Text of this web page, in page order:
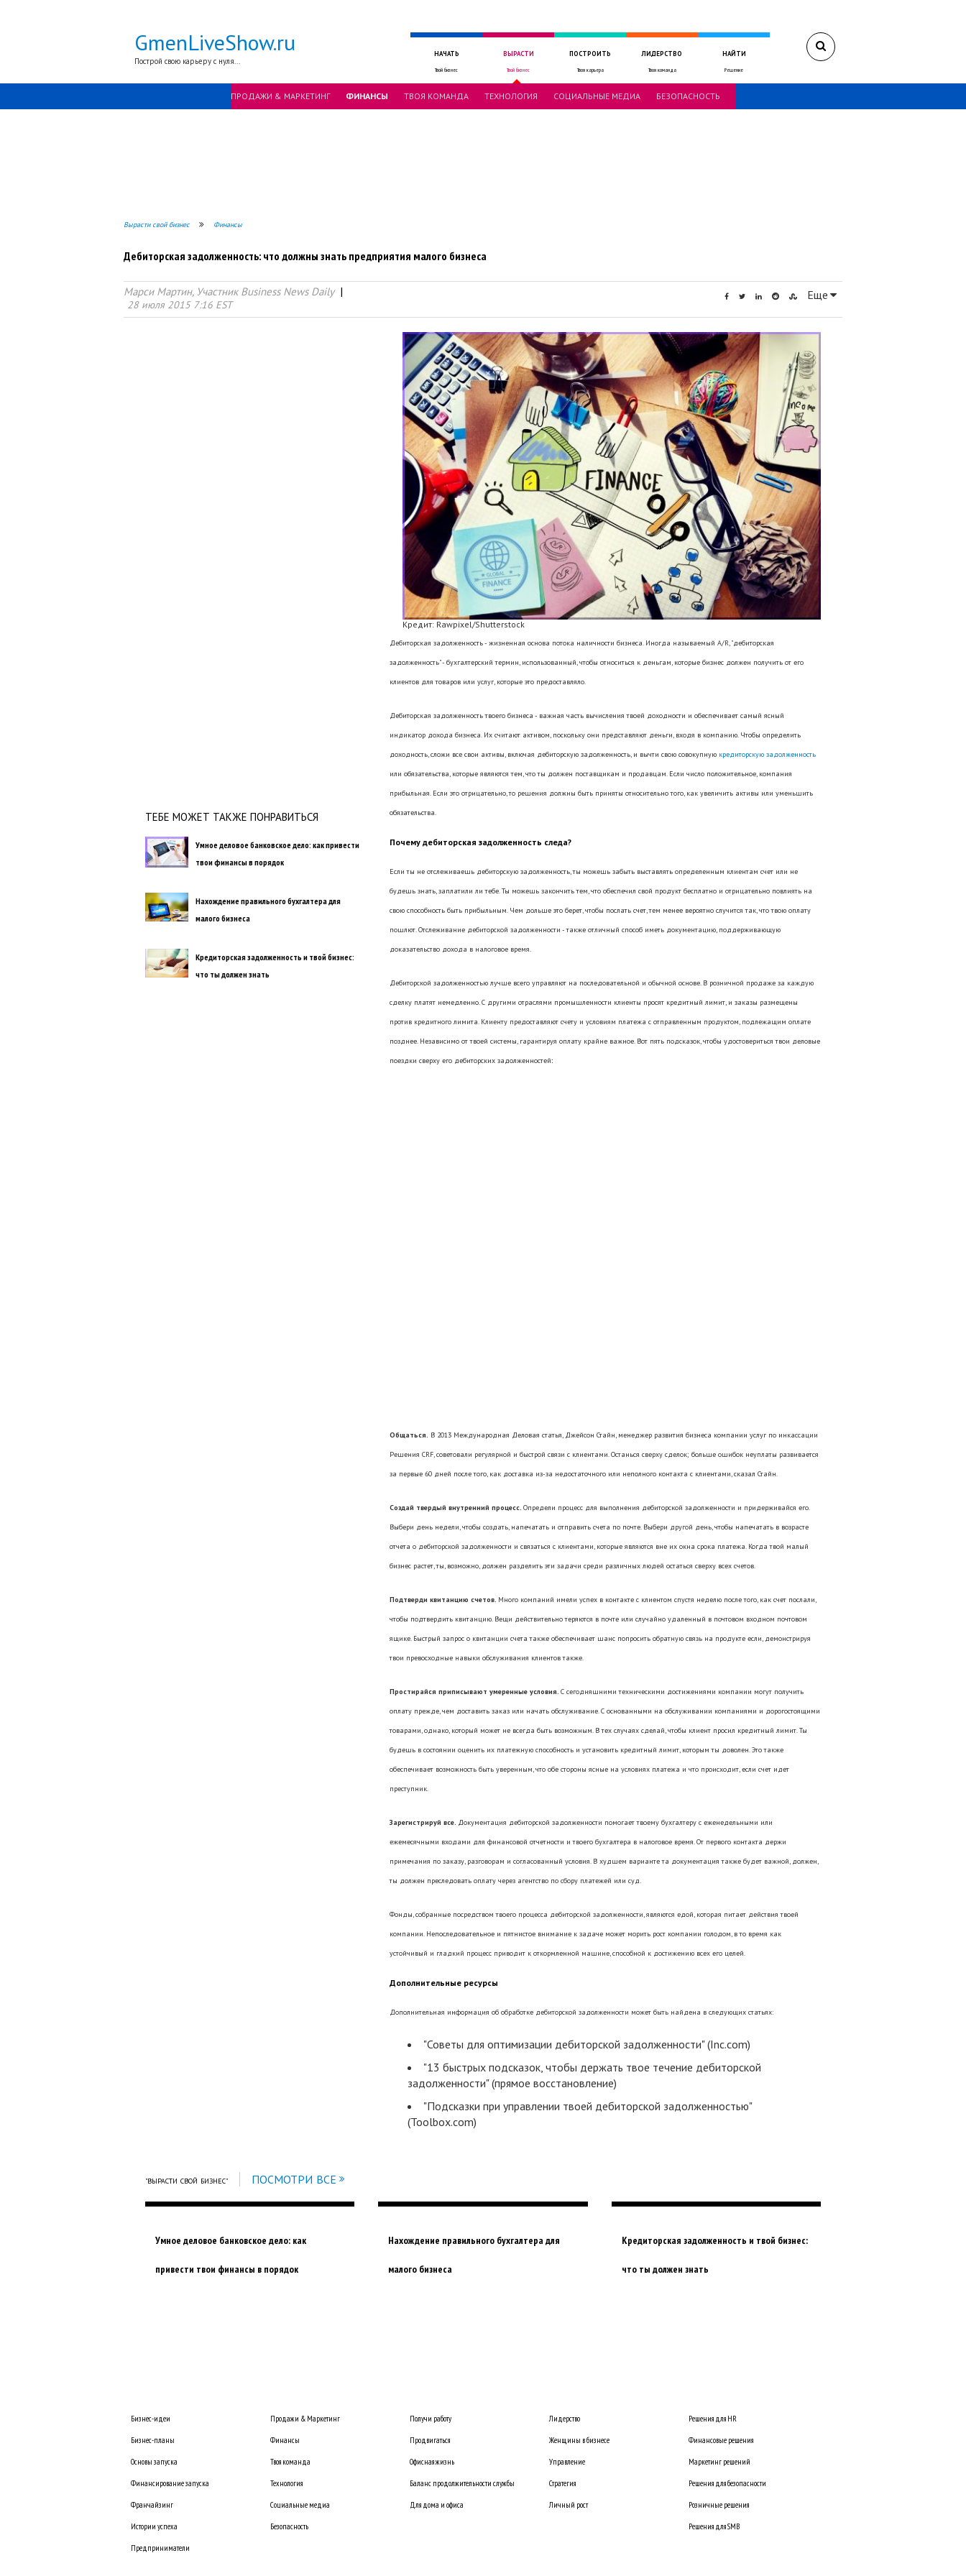
GmenLiveShow.ru
Построй свою карьеру с нуля...
НАЧАТЬ
Твой бизнес
ВЫРАСТИ
Твой бизнес
ПОСТРОИТЬ
Твоя карьера
ЛИДЕРСТВО
Твоя команда
НАЙТИ
Решение
ПРОДАЖИ & МАРКЕТИНГ ФИНАНСЫ ТВОЯ КОМАНДА ТЕХНОЛОГИЯ СОЦИАЛЬНЫЕ МЕДИА БЕЗОПАСНОСТЬ
Вырасти свой бизнес Финансы
Дебиторская задолженность: что должны знать предприятия малого бизнеса
Марси Мартин, Участник Business News Daily
28 июля 2015 7:16 EST
Еще
Кредит: Rawpixel/Shutterstock
Дебиторская задолженность - жизненная основа потока наличности бизнеса. Иногда называемый A/R, "дебиторская
задолженность" - бухгалтерский термин, использованный, чтобы относиться к деньгам, которые бизнес должен получить от его
клиентов для товаров или услуг, которые это предоставляло.
Дебиторская задолженность твоего бизнеса - важная часть вычисления твоей доходности и обеспечивает самый ясный
индикатор дохода бизнеса. Их считают активом, поскольку они представляют деньги, входя в компанию. Чтобы определить
доходность, сложи все свои активы, включая дебиторскую задолженность, и вычти свою совокупную кредиторскую задолженность
или обязательства, которые являются тем, что ты должен поставщикам и продавцам. Если число положительное, компания
прибыльная. Если это отрицательно, то решения должны быть приняты относительно того, как увеличить активы или уменьшить
обязательства.
Почему дебиторская задолженность следа?
Если ты не отслеживаешь дебиторскую задолженность, ты можешь забыть выставлять определенным клиентам счет или не
будешь знать, заплатили ли тебе. Ты можешь закончить тем, что обеспечил свой продукт бесплатно и отрицательно повлиять на
свою способность быть прибыльным. Чем дольше это берет, чтобы послать счет, тем менее вероятно случится так, что твою оплату
пошлют. Отслеживание дебиторской задолженности - также отличный способ иметь документацию, поддерживающую
доказательство дохода в налоговое время.
Дебиторской задолженностью лучше всего управляют на последовательной и обычной основе. В розничной продаже за каждую
сделку платят немедленно. С другими отраслями промышленности клиенты просят кредитный лимит, и заказы размещены
против кредитного лимита. Клиенту предоставляют счету и условиям платежа с отправленным продуктом, подлежащим оплате
позднее. Независимо от твоей системы, гарантируя оплату крайне важное. Вот пять подсказок, чтобы удостовериться твои деловые
поездки сверху его дебиторских задолженностей:
Общаться. В 2013 Международная Деловая статья, Джейсон Стайн, менеджер развития бизнеса компании услуг по инкассации
Решения CRF, советовали регулярной и быстрой связи с клиентами. Останься сверху сделок; больше ошибок неуплаты развивается
за первые 60 дней после того, как доставка из-за недостаточного или неполного контакта с клиентами, сказал Стайн.
Создай твердый внутренний процесс. Определи процесс для выполнения дебиторской задолженности и придерживайся его.
Выбери день недели, чтобы создать, напечатать и отправить счета по почте. Выбери другой день, чтобы напечатать в возрасте
отчета о дебиторской задолженности и связаться с клиентами, которые являются вне их окна срока платежа. Когда твой малый
бизнес растет, ты, возможно, должен разделить эти задачи среди различных людей остаться сверху всех счетов.
Подтверди квитанцию счетов. Много компаний имели успех в контакте с клиентом спустя неделю после того, как счет послали,
чтобы подтвердить квитанцию. Вещи действительно теряются в почте или случайно удаленный в почтовом входном почтовом
ящике. Быстрый запрос о квитанции счета также обеспечивает шанс попросить обратную связь на продукте если, демонстрируя
твои превосходные навыки обслуживания клиентов также.
Простирайся приписывают умеренные условия. С сегодняшними техническими достижениями компании могут получить
оплату прежде, чем доставить заказ или начать обслуживание. С основанными на обслуживании компаниями и дорогостоящими
товарами, однако, который может не всегда быть возможным. В тех случаях сделай, чтобы клиент просил кредитный лимит. Ты
будешь в состоянии оценить их платежную способность и установить кредитный лимит, которым ты доволен. Это также
обеспечивает возможность быть уверенным, что обе стороны ясные на условиях платежа и что происходит, если счет идет
преступник.
Зарегистрируй все. Документация дебиторской задолженности помогает твоему бухгалтеру с еженедельными или
ежемесячными входами для финансовой отчетности и твоего бухгалтера в налоговое время. От первого контакта держи
примечания по заказу, разговорам и согласованный условия. В худшем варианте та документация также будет важной, должен,
ты должен преследовать оплату через агентство по сбору платежей или суд.
Фонды, собранные посредством твоего процесса дебиторской задолженности, являются едой, которая питает действия твоей
компании. Непоследовательное и пятнистое внимание к задаче может морить рост компании голодом, в то время как
устойчивый и гладкий процесс приводит к откормленной машине, способной к достижению всех его целей.
Дополнительные ресурсы
Дополнительная информация об обработке дебиторской задолженности может быть найдена в следующих статьях:
"Советы для оптимизации дебиторской задолженности" (Inc.com)
"13 быстрых подсказок, чтобы держать твое течение дебиторской
задолженности" (прямое восстановление)
"Подсказки при управлении твоей дебиторской задолженностью"
(Toolbox.com)
ТЕБЕ МОЖЕТ ТАКЖЕ ПОНРАВИТЬСЯ
Умное деловое банковское дело: как привести
твои финансы в порядок
Нахождение правильного бухгалтера для
малого бизнеса
Кредиторская задолженность и твой бизнес:
что ты должен знать
"ВЫРАСТИ СВОЙ БИЗНЕС" ПОСМОТРИ ВСЕ
Умное деловое банковское дело: как
привести твои финансы в порядок
Нахождение правильного бухгалтера для
малого бизнеса
Кредиторская задолженность и твой бизнес:
что ты должен знать
Бизнес-идеи
Бизнес-планы
Основы запуска
Финансирование запуска
Франчайзинг
Истории успеха
Предприниматели
Продажи & Маркетинг
Финансы
Твоя команда
Технология
Социальные медиа
Безопасность
Получи работу
Продвигаться
Офисная жизнь
Баланс продолжительности службы
Для дома и офиса
Лидерство
Женщины в бизнесе
Управление
Стратегия
Личный рост
Решения для HR
Финансовые решения
Маркетинг решений
Решения для безопасности
Розничные решения
Решения для SMB